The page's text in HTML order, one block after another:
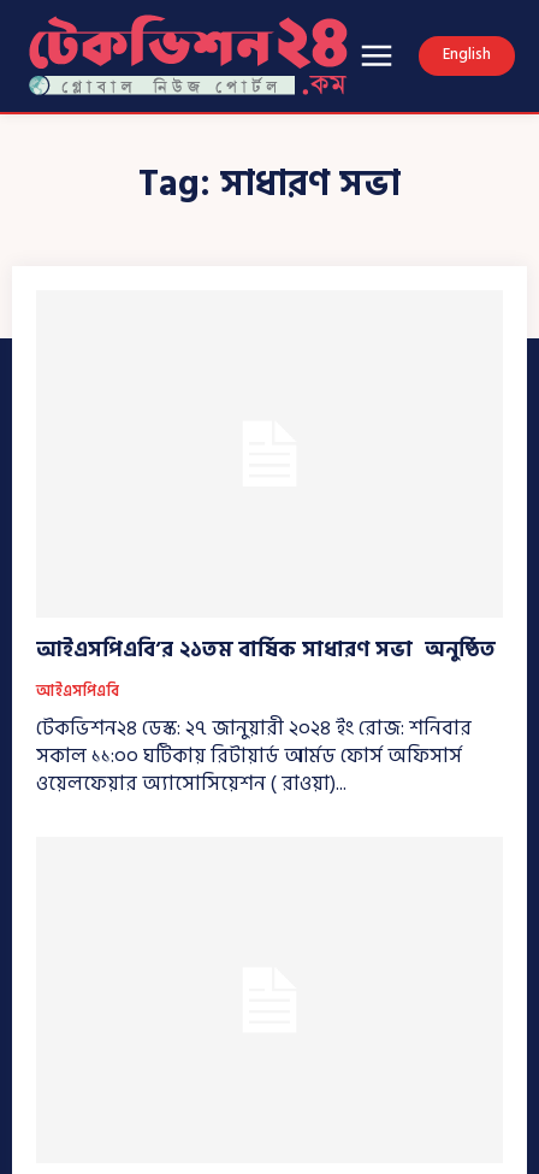
English
Tag: সাধারণ সভা
আইএসপিএবি’র ২১তম বার্ষিক সাধারণ সভা অনুষ্ঠিত
আইএসপিএবি
টেকভিশন২৪ ডেস্ক: ২৭ জানুয়ারী ২০২৪ ইং রোজ: শনিবার
সকাল ১১:০০ ঘটিকায় রিটায়ার্ড আর্মড ফোর্স অফিসার্স
ওয়েলফেয়ার অ্যাসোসিয়েশন ( রাওয়া)...